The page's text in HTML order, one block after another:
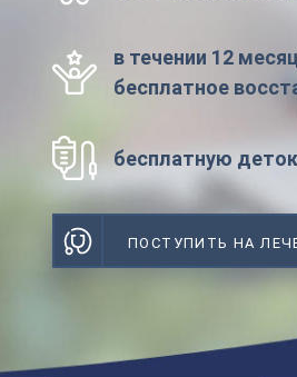
в течении 12
бесплатное
бесплатную
ПОСТУПИТЬ НА